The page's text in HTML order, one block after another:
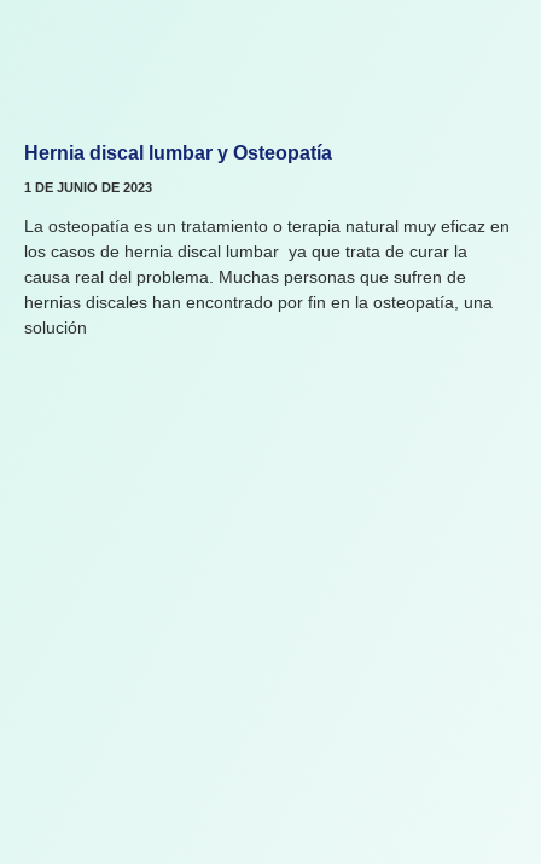
Hernia discal lumbar y Osteopatía
1 DE JUNIO DE 2023
La osteopatía es un tratamiento o terapia natural muy eficaz en
los casos de hernia discal lumbar ya que trata de curar la
causa real del problema. Muchas personas que sufren de
hernias discales han encontrado por fin en la osteopatía, una
solución